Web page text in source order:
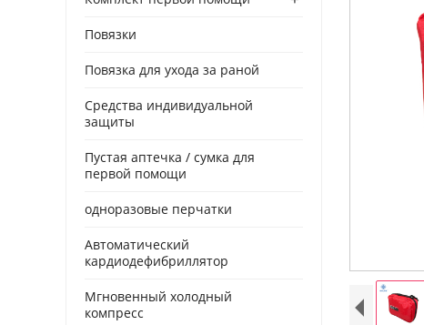
Повязки
Повязка для ухода за раной
Средства индивидуальной
защиты
Пустая аптечка / сумка для
первой помощи
одноразовые перчатки
Автоматический
кардиодефибриллятор
Мгновенный холодный
компресс